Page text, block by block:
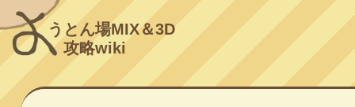
うとん場MIX＆3D
攻略wiki